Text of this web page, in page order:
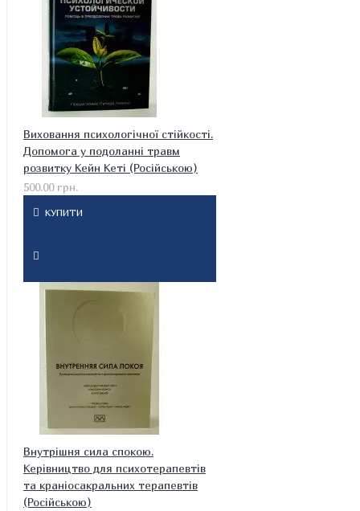
Виховання психологічної стійкості.
Допомога у подоланні травм
розвитку Кейн Кеті (Російською)
500.00 грн.
КУПИТИ
Внутрішня сила спокою.
Керівництво для психотерапевтів
та краніосакральних терапевтів
(Російською)